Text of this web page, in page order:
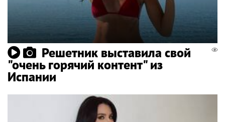
Решетник выставила свой
"очень горячий контент" из
Испании